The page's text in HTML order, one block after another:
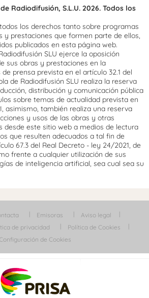
Radiodifusión, S.L.U. 2026. Todos los
los derechos tanto sobre programas
y prestaciones que formen parte de ellos,
publicados en esta página web.
SLU ejerce la oposición
sus obras y prestaciones en la
prensa prevista en el artículo 32.1 del
de Radiodifusión SLU realiza la reserva
distribución y comunicación pública
sobre temas de actualidad prevista en
asimismo, también realiza una reserva
y usos de las obras y otras
desde este sitio web a medios de lectura
que resulten adecuados a tal fin de
67.3 del Real Decreto - ley 24/2021, de
frente a cualquier utilización de sus
de inteligencia artificial, sea cual sea su
Emisoras
Aviso legal
de privacidad
Política de Cookies
Configuración de Cookies